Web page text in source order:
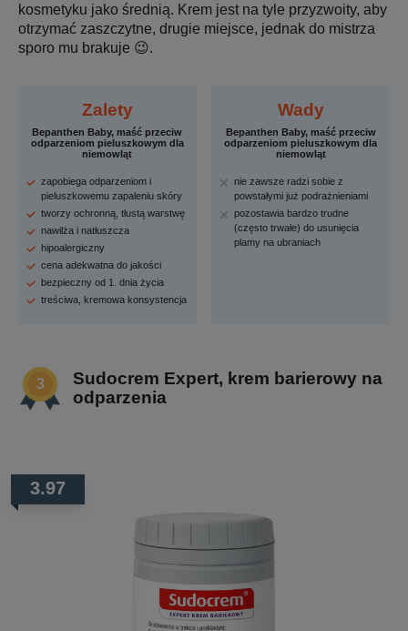
kosmetyku jako średnią. Krem jest na tyle przyzwoity, aby
otrzymać zaszczytne, drugie miejsce, jednak do mistrza
sporo mu brakuje 😉.
Zalety
Bepanthen Baby, maść przeciw
odparzeniom pieluszkowym dla
niemowląt
zapobiega odparzeniom i
pieluszkowemu zapaleniu skóry
tworzy ochronną, tłustą warstwę
nawilża i natłuszcza
hipoalergiczny
cena adekwatna do jakości
bezpieczny od 1. dnia życia
treściwa, kremowa konsystencja
Wady
Bepanthen Baby, maść przeciw
odparzeniom pieluszkowym dla
niemowląt
nie zawsze radzi sobie z
powstałymi już podrażnieniami
pozostawia bardzo trudne
(często trwałe) do usunięcia
plamy na ubraniach
Sudocrem Expert, krem barierowy na
odparzenia
3.97